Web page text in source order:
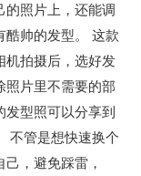
的照片上，还能调
酷帅的发型。 这款
机拍摄后，选好发
照片里不需要的部
型照可以分享到
不管是想快速换个
，避免踩雷，